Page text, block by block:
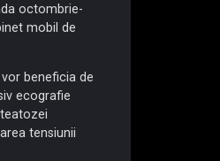
octombrie-
mobil de
beneficia de
ecografie
tensiunii